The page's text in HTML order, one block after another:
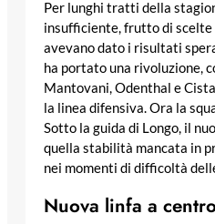
Per lunghi tratti della
insufficiente, frutto di scelte
avevano dato i risultati
ha portato una rivoluzione,
Mantovani, Odenthal e
la linea difensiva. Ora la
Sotto la guida di Longo, il
quella stabilità mancata in
nei momenti di difficoltà
Nuova linfa a